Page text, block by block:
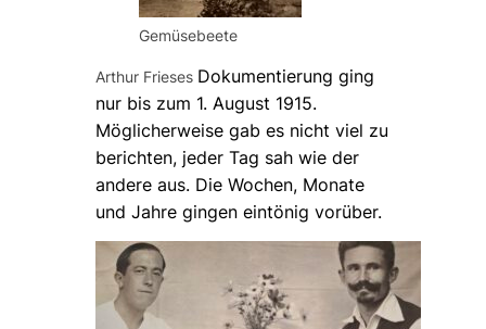
Gemüsebeete
Arthur Frieses Dokumentierung ging
nur bis zum 1. August 1915.
Möglicherweise gab es nicht viel zu
berichten, jeder Tag sah wie der
andere aus. Die Wochen, Monate
und Jahre gingen eintönig vorüber.